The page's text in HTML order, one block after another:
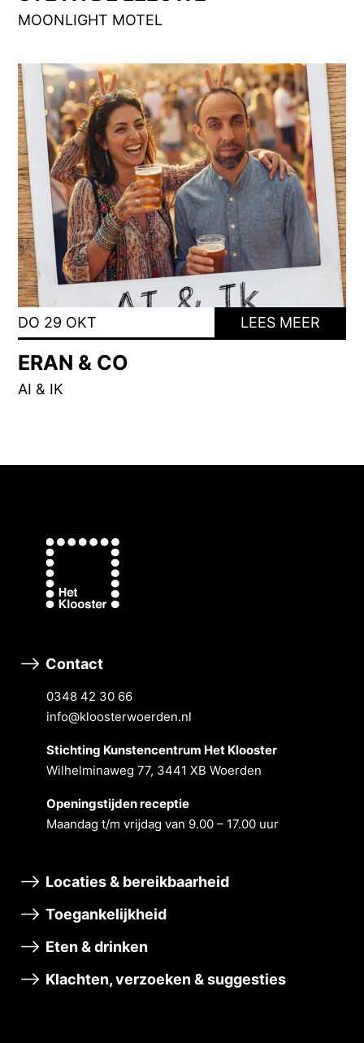
MOONLIGHT MOTEL
DO 29 OKT LEES MEER
ERAN & CO
AI & IK
Contact
0348 42 30 66
info@kloosterwoerden.nl
Stichting Kunstencentrum Het Klooster
Wilhelminaweg 77, 3441 XB Woerden
Openingstĳden receptie
Maandag t/m vrĳdag van 9.00 – 17.00 uur
Locaties & bereikbaarheid
Toegankelijkheid
Eten & drinken
Klachten, verzoeken & suggesties